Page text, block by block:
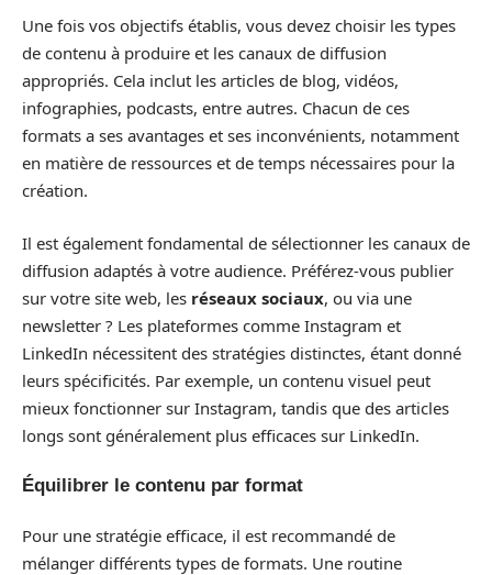
Une fois vos objectifs établis, vous devez choisir les types
de contenu à produire et les canaux de diffusion
appropriés. Cela inclut les articles de blog, vidéos,
infographies, podcasts, entre autres. Chacun de ces
formats a ses avantages et ses inconvénients, notamment
en matière de ressources et de temps nécessaires pour la
création.
Il est également fondamental de sélectionner les canaux de
diffusion adaptés à votre audience. Préférez-vous publier
sur votre site web, les réseaux sociaux, ou via une
newsletter ? Les plateformes comme Instagram et
LinkedIn nécessitent des stratégies distinctes, étant donné
leurs spécificités. Par exemple, un contenu visuel peut
mieux fonctionner sur Instagram, tandis que des articles
longs sont généralement plus efficaces sur LinkedIn.
Équilibrer le contenu par format
Pour une stratégie efficace, il est recommandé de
mélanger différents types de formats. Une routine